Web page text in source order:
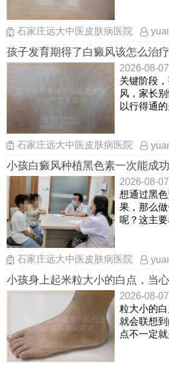
石家庄远大中医皮肤病医院
孩子发育期得了白癜风该怎么治
2026-08-07
关键阶段
风，家长
以行得通
石家庄远大中医皮肤病医院
小孩白癜风种植黑色素一次能成
2026-08-07
想通过黑
果，那么
呢？这主
石家庄远大中医皮肤病医院
小孩身上起米粒大小的白点，当
2026-08-07
粒大小的
就会联想
点不一定